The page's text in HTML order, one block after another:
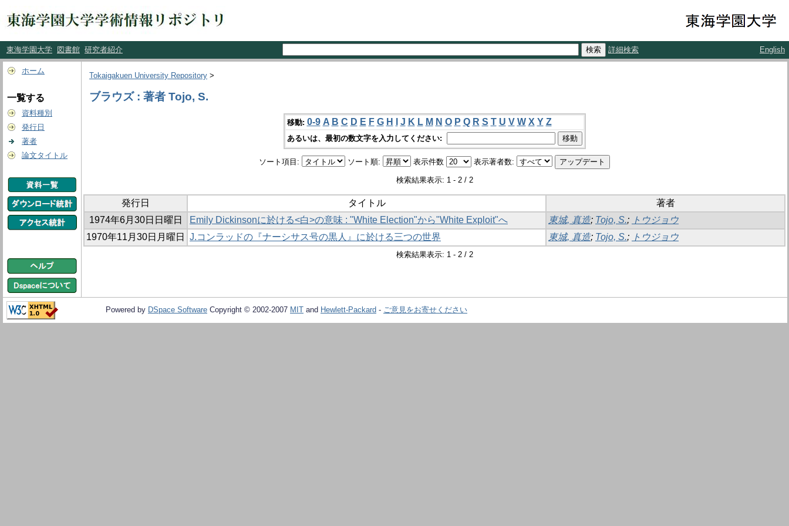
東海学園大学 図書館 研究者紹介 詳細検索 English
ホーム
一覧する
資料種別
発行日
著者
論文タイトル
Tokaigakuen University Repository >
ブラウズ : 著者 Tojo, S.
移動: 0-9 A B C D E F G H J K L M N O P Q R S T U V W X Y Z
あるいは、最初の数文字を入力してください:
ソート項目: ソート順: 表示件数 表示著者数:
検索結果表示: 1 - 2 / 2
発行日 タイトル
著者
1974年6月30日日曜日
Emily Dickinsonに於ける<白>の意味 : "White Election"から"White Exploit"へ 東城, 真造; Tojo, S.; トウジョウ
1970年11月30日月曜日
J.コンラッドの『ナーシサス号の黒人』に於ける三つの世界 東城, 真造; Tojo, S.; トウジョウ
検索結果表示: 1 - 2 / 2
Powered by DSpace Software Copyright © 2002-2007 MIT and Hewlett-Packard - ご意見をお寄せください